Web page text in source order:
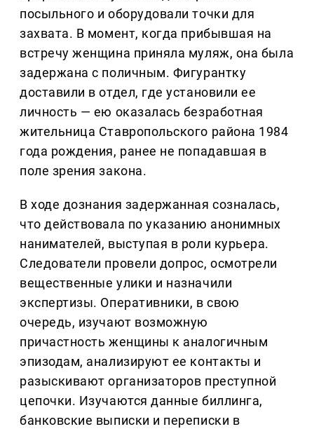
посыльного и оборудовали точки для
захвата. В момент, когда прибывшая на
встречу женщина приняла муляж, она была
задержана с поличным. Фигурантку
доставили в отдел, где установили ее
личность — ею оказалась безработная
жительница Ставропольского района 1984
года рождения, ранее не попадавшая в
поле зрения закона.
В ходе дознания задержанная созналась,
что действовала по указанию анонимных
нанимателей, выступая в роли курьера.
Следователи провели допрос, осмотрели
вещественные улики и назначили
экспертизы. Оперативники, в свою
очередь, изучают возможную
причастность женщины к аналогичным
эпизодам, анализируют ее контакты и
разыскивают организаторов преступной
цепочки. Изучаются данные биллинга,
банковские выписки и переписки в